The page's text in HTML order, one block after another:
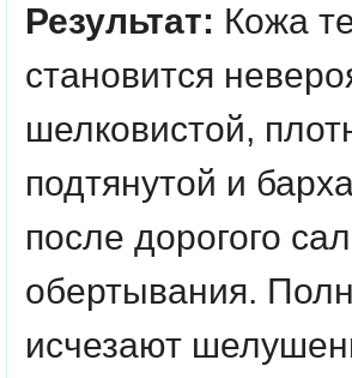
Результат: Кожа
становится
шелковистой,
подтянутой и
после дорогого
обертывания.
исчезают